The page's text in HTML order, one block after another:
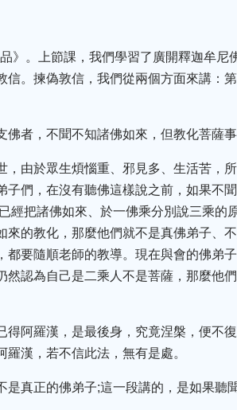
》。上節課，我們學習了廣開釋迦牟
。揀偽敦信，我們從兩個方面來講：
者，不聞不知諸佛如來，但教化菩薩
，由於眾生煩惱重、邪見多、生活苦，
們，在沒有聽佛這樣說之前，如果不
經把諸佛如來、於一佛乘分別說三乘的
來的教化，那麼他們就不是真佛弟子、
要隨順老師的教導。現在與會的佛弟
認為自己是二乘人不是菩薩，那麼他
得阿羅漢，是最後身，究竟涅槃，便不
漢，若不信此法，無有是處。
是真正的佛弟子;這一段講的，是如果聽